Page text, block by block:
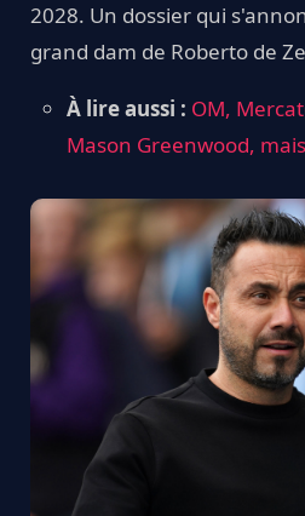
2028. Un dossier qui
grand dam de Roberto de
À lire aussi : OM,
Mason Greenwood,